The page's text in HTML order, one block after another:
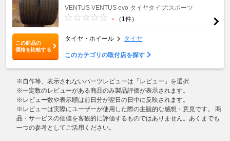
この商品の
価格を比較する
VENTUS VENTUS evo タイヤタイプ:スポーツ
- （1件）
タイヤ・ホイール タイヤ
このカテゴリの取付店を探す
※自作等、表示されないパーツレビューは「レビュー」を選択
※一定数のレビューがある商品のみ製品評価が表示されます。
※レビュー数や表示順は前日分が翌日の日中に反映されます。
※レビューは実際にユーザーが使用した際の主観的な感想・意見です。 商
品・サービスの価値を客観的に評価するものではありません。あくまでも
一つの参考としてご活用ください。